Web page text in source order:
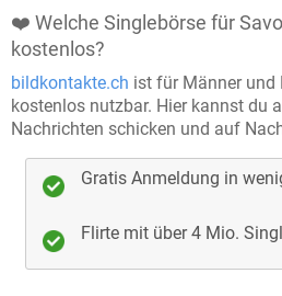
sicherzustellen, dass du
kennenlernst.
Echtheitschecks:
bieten Ihnen die
Keine Chance für
keinen Platz auf unserer
sich auf Bildkontakte
❤️ Welche Singlebörse für
kostenlos?
bildkontakte.ch ist für Männer und
kostenlos nutzbar. Hier kannst du
Nachrichten schicken und auf
Gratis Anmeldung in
Flirte mit über 4 Mio.